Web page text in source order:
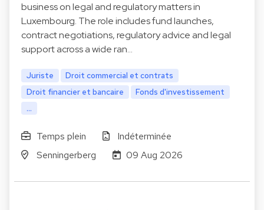
business on legal and regulatory matters in
Luxembourg. The role includes fund launches,
contract negotiations, regulatory advice and legal
support across a wide ran…
Juriste
Droit commercial et contrats
Droit financier et bancaire
Fonds d'investissement
...
Temps plein
Indéterminée
Senningerberg
09 Aug 2026